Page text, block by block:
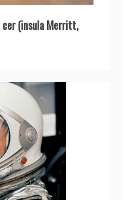
(insula Merritt,